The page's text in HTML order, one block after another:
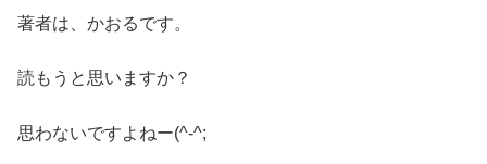
著者は、かおるです。
読もうと思いますか？
思わないですよねー(^-^;